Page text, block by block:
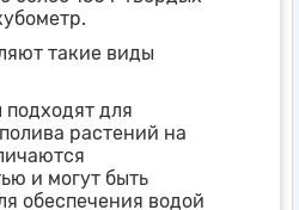
такие виды
для
растений на
и могут быть
обеспечения водой